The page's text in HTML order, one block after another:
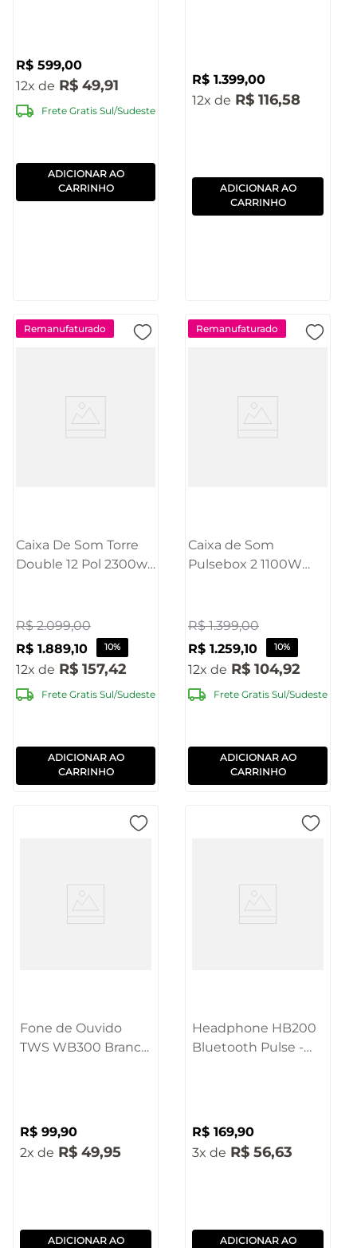
R$ 599,00
12
R$ 49,91
Frete Gratis Sul/Sudeste
ADICIONAR AO
CARRINHO
R$ 1.399,00
12
R$ 116,58
ADICIONAR AO
CARRINHO
Remanufaturado
Caixa De Som Torre
Double 12 Pol 2300w
[Reembalado]
R$ 2.099,00
R$ 1.889,10 10%
12 R$ 157,42
Frete Gratis Sul/Sudeste
ADICIONAR AO
CARRINHO
Remanufaturado
Caixa de Som
Pulsebox 2 1100W
[Reembalado]
R$ 1.399,00
R$ 1.259,10 10%
12 R$ 104,92
Frete Gratis Sul/Sudeste
ADICIONAR AO
CARRINHO
Fone de Ouvido
TWS WB300 Branco
R$ 99,90
2
R$ 49,95
ADICIONAR AO
Headphone HB200
Bluetooth Pulse -
R$ 169,90
3
R$ 56,63
ADICIONAR AO